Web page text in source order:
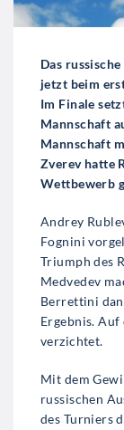
Das
jetzt beim
Im Finale
Mannschaft
Mannschaft
Zverev hatte
Wettbewerb
Andrey
Fognini
Triumph des
Medvedev
Berrettini
Ergebnis.
verzichtet.
Mit dem
russischen
des Turniers